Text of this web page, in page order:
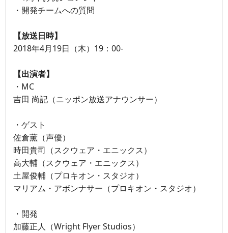
・開発チームへの質問
【放送日時】
2018年4月19日（木）19：00-
【出演者】
・MC
吉田 尚記（ニッポン放送アナウンサー）
・ゲスト
佐倉薫（声優）
時田貴司（スクウェア・エニックス）
高大輔（スクウェア・エニックス）
土屋俊輔（プロキオン・スタジオ）
マリアム・アボンナサー（プロキオン・スタジオ）
・開発
加藤正人（Wright Flyer Studios）